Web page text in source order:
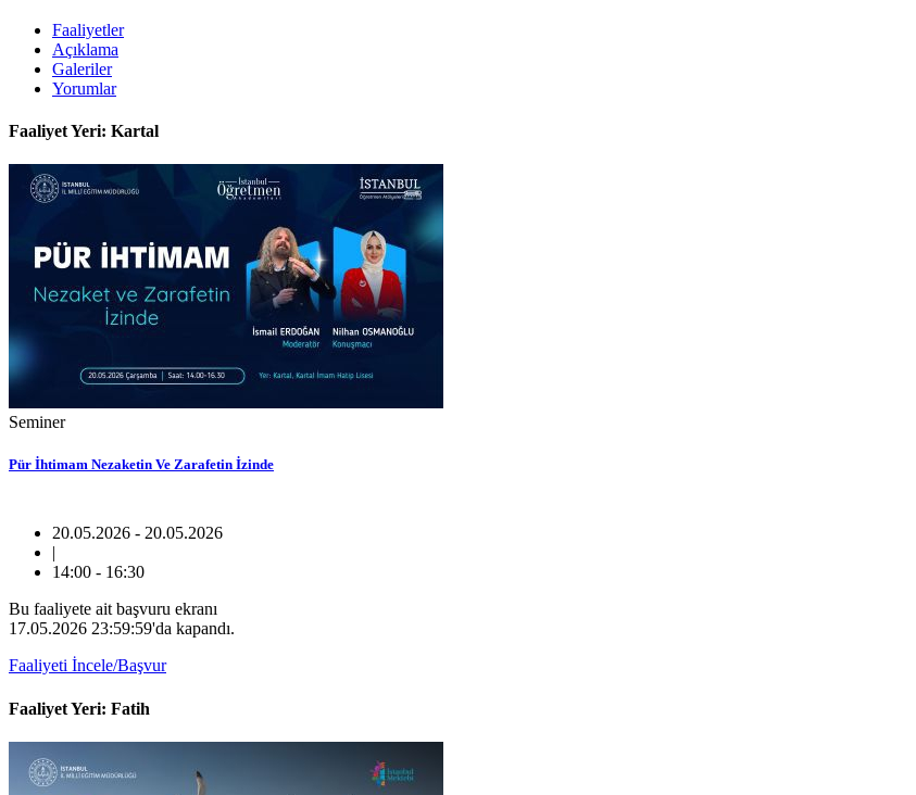
Faaliyetler
Açıklama
Galeriler
Yorumlar
Faaliyet Yeri: Kartal
Seminer
Pür İhtimam Nezaketin Ve Zarafetin İzinde
20.05.2026 - 20.05.2026
14:00 - 16:30
Bu faaliyete ait başvuru ekranı
17.05.2026 23:59:59'da kapandı.
Faaliyeti İncele/Başvur
Faaliyet Yeri: Fatih